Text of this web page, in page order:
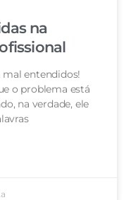
na
entendidos!
o problema está
na verdade, ele